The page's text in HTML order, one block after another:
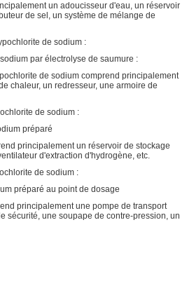
un adoucisseur d'eau, un réservoir
de sel, un système de mélange de
de sodium :
par électrolyse de saumure :
de sodium comprend principalement
chaleur, un redresseur, une armoire de
de sodium :
préparé
principalement un réservoir de stockage
d'extraction d'hydrogène, etc.
de sodium :
préparé au point de dosage
principalement une pompe de transport
sécurité, une soupape de contre-pression, un